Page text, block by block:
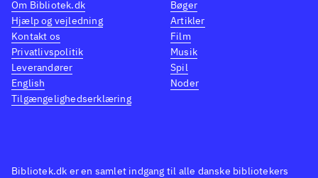
Bibliotek.dk er en samlet indgang til alle danske bibliotekers
Om Bibliotek.dk
Hjælp og vejledning
Kontakt os
Privatlivspolitik
Leverandører
English
Tilgængelighedserklæring
Bøger
Artikler
Film
Musik
Spil
Noder